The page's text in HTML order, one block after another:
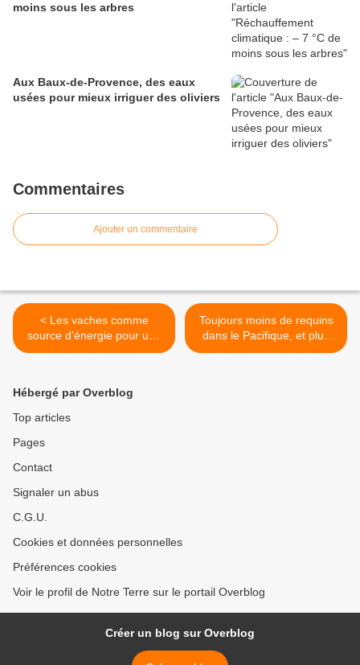
moins sous les arbres
Aux Baux-de-Provence, des eaux
usées pour mieux irriguer des oliviers
Commentaires
Ajouter un commentaire
< Les vaches comme
source d’énergie pour une
station de ski
Toujours moins de requins
dans le Pacifique, et plus
dans les bols de soupe >
Hébergé par Overblog
Top articles
Pages
Contact
Signaler un abus
C.G.U.
Cookies et données personnelles
Préférences cookies
Voir le profil de Notre Terre sur le portail Overblog
Créer un blog sur Overblog